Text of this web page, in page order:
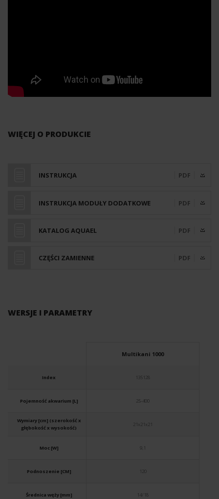
WIĘCEJ O PRODUKCIE
INSTRUKCJA PDF
INSTRUKCJA MODUŁY DODATKOWE PDF
KATALOG AQUAEL PDF
CZĘŚCI ZAMIENNE PDF
WERSJE I PARAMETRY
Index
Pojemność akwarium [L]
Wymiary [cm] (szerokość x
głębokość x wysokość)
Moc [W]
Podnoszenie [CM]
Średnica węży [mm]
Multikani 1000
135128
25-400
21x21x21
9,1
120
14/18